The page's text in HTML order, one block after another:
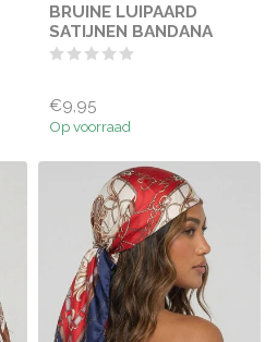
BRUINE LUIPAARD
SATIJNEN BANDANA
€9,95
Op voorraad